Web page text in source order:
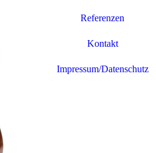
Referenzen
Kontakt
Impressum/Datenschutz